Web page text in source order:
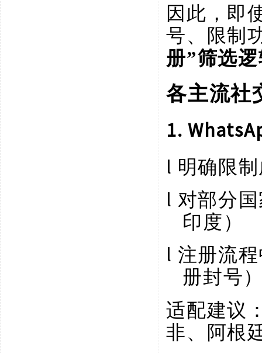
因此，即
号、限制
册”筛选
各主流社
1.
l 明确限
l 对部分
印度）
l 注册流
册封号
适配建议
非、阿根